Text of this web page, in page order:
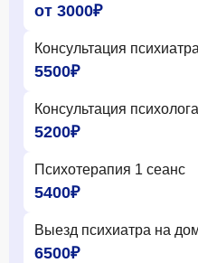
от 3000₽
Консультация психиатра
5500₽
Консультация психолога
5200₽
Психотерапия 1 сеанс
5400₽
Выезд психиатра на
6500₽